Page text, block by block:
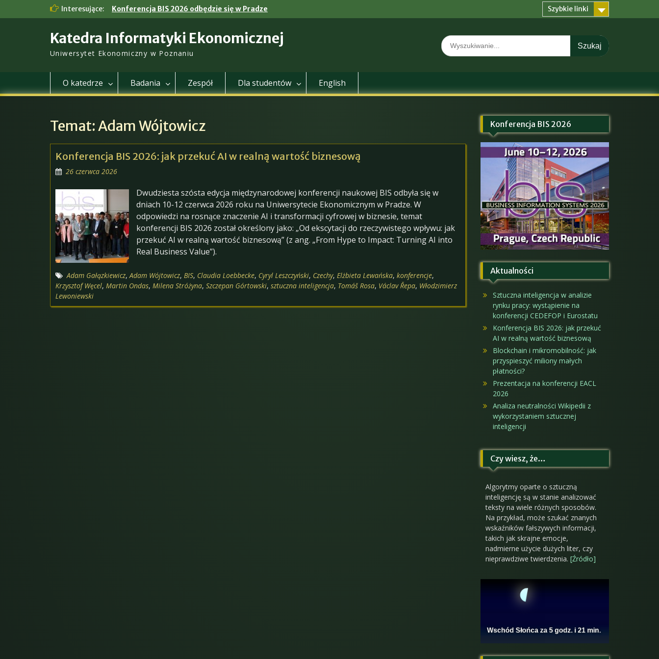
Interesujące: Konferencja BIS 2026 odbędzie się w Pradze Szybkie linki
Katedra Informatyki Ekonomicznej
Uniwersytet Ekonomiczny w Poznaniu
Search
for:
O katedrze Badania Zespół Dla studentów English
Temat:Adam Wójtowicz
Konferencja BIS 2026: jak przekuć AI w realną wartość biznesową
26 czerwca 2026
Dwudziesta szósta edycja międzynarodowej konferencji naukowej BIS odbyła się w
dniach 10-12 czerwca 2026 roku na Uniwersytecie Ekonomicznym w Pradze. W
odpowiedzi na rosnące znaczenie AI i transformacji cyfrowej w biznesie, temat
konferencji BIS 2026 został określony jako: „Od ekscytacji do rzeczywistego wpływu: jak
przekuć AI w realną wartość biznesową” (z ang. „From Hype to Impact: Turning AI into
Real Business Value”).
Adam Gałązkiewicz,Adam Wójtowicz, BIS, Claudia Loebbecke, Cyryl Leszczyński, Czechy, Elżbieta Lewańska, konferencje,
Krzysztof Węcel, Martin Ondas, Milena Stróżyna, Szczepan Górtowski, sztuczna inteligencja, Tomáš Rosa, Václav Řepa, Włodzimierz
Lewoniewski
Konferencja BIS 2026
Aktualności
Sztuczna inteligencja w analizie
rynku pracy: wystąpienie na
konferencji CEDEFOP i Eurostatu
Konferencja BIS 2026: jak przekuć
AI w realną wartość biznesową
Blockchain i mikromobilność: jak
przyspieszyć miliony małych
płatności?
Prezentacja na konferencji EACL
2026
Analiza neutralności Wikipedii z
wykorzystaniem sztucznej
inteligencji
Czy wiesz, że…
Algorytmy oparte o sztuczną
inteligencję są w stanie analizować
teksty na wiele różnych sposobów.
Na przykład, może szukać znanych
wskaźników fałszywych informacji,
takich jak skrajne emocje,
nadmierne użycie dużych liter, czy
nieprawdziwe twierdzenia. [Źródło]